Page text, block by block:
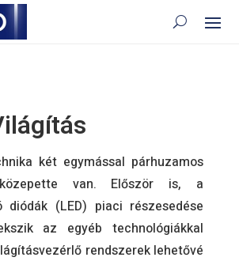
két egymással párhuzamos
van. Először is, a
diódák (LED) piaci részesedése
az egyéb technológiákkal
rendszerek lehetővé